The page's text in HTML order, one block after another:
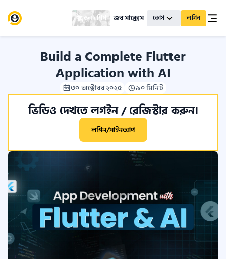
স্কলারশিপ জব সাক্সেস কোর্স লগিন
Build a Complete Flutter
Application with AI
৩০ অক্টোবর ২০২৫ ৯০ মিনিট
ভিডিও দেখতে লগইন / রেজিস্টার করুন।
লগিন/সাইনআপ